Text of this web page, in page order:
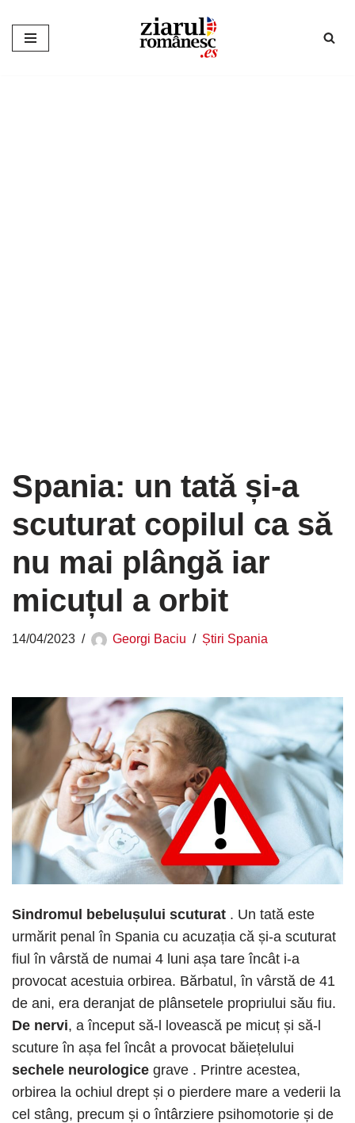
Sari
Spania: un tată și-a
scuturat copilul ca să
nu mai plângă iar
micuțul a orbit
14/04/2023 Georgi Baciu Știri Spania
Sindromul bebelușului scuturat . Un tată este
urmărit penal în Spania cu acuzația că și-a scuturat
fiul în vârstă de numai 4 luni așa tare încât i-a
provocat acestuia orbirea. Bărbatul, în vârstă de 41
de ani, era deranjat de plânsetele propriului său fiu.
De nervi, a început să-l lovească pe micuț și să-l
scuture în așa fel încât a provocat băiețelului
sechele neurologice grave . Printre acestea,
orbirea la ochiul drept și o pierdere mare a vederii la
cel stâng, precum și o întârziere psihomotorie și de